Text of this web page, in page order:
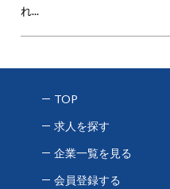
れ...
TOP
求人を探す
企業一覧を見る
会員登録する